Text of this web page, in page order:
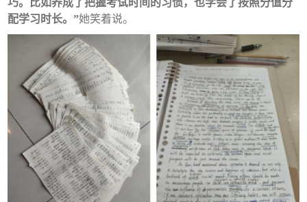
巧。比如养成了把握考试时间的习惯，也学会了按照分值分
配学习时长。”她笑着说。